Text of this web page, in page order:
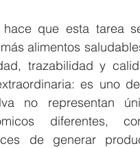
hace que esta tarea
alimentos
trazabilidad y
es uno
no representan
diferentes,
de generar